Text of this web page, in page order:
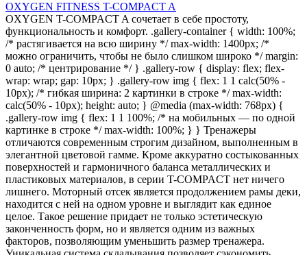
OXYGEN FITNESS T-COMPACT A
OXYGEN T-COMPACT A сочетает в себе простоту,
функциональность и комфорт. .gallery-container { width: 100%;
/* растягивается на всю ширину */ max-width: 1400px; /*
можно ограничить, чтобы не было слишком широко */ margin:
0 auto; /* центрирование */ } .gallery-row { display: flex; flex-
wrap: wrap; gap: 10px; } .gallery-row img { flex: 1 1 calc(50% -
10px); /* гибкая ширина: 2 картинки в строке */ max-width:
calc(50% - 10px); height: auto; } @media (max-width: 768px) {
.gallery-row img { flex: 1 1 100%; /* на мобильных — по одной
картинке в строке */ max-width: 100%; } } Тренажеры
отличаются современным строгим дизайном, выполненным в
элегантной цветовой гамме. Кроме аккуратно состыкованных
поверхностей и гармоничного баланса металлических и
пластиковых материалов, в серии T-COMPACT нет ничего
лишнего. Моторный отсек является продолжением рамы деки,
находится с ней на одном уровне и выглядит как единое
целое. Такое решение придает не только эстетическую
законченность форм, но и является одним из важных
факторов, позволяющим уменьшить размер тренажера.